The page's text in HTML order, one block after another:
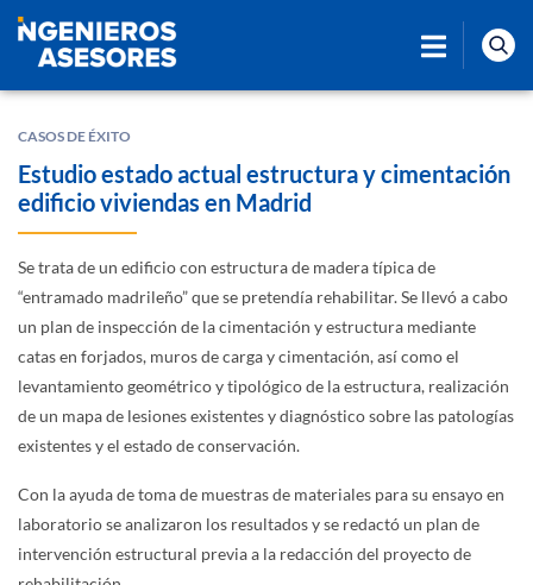
CASOS DE ÉXITO
Estudio estado actual estructura y cimentación
edificio viviendas en Madrid
Se trata de un edificio con estructura de madera típica de
“entramado madrileño” que se pretendía rehabilitar. Se llevó a cabo
un plan de inspección de la cimentación y estructura mediante
catas en forjados, muros de carga y cimentación, así como el
levantamiento geométrico y tipológico de la estructura, realización
de un mapa de lesiones existentes y diagnóstico sobre las patologías
existentes y el estado de conservación.
Con la ayuda de toma de muestras de materiales para su ensayo en
laboratorio se analizaron los resultados y se redactó un plan de
intervención estructural previa a la redacción del proyecto de